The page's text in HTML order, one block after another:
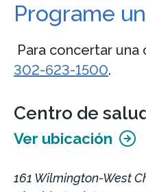
Programe
Para concertar una
302-623-1500.
Centro de
Ver ubicación
161 Wilmington-West